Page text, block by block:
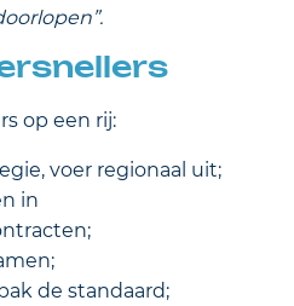
op een rij:
voer regionaal uit;
in
de standaard;